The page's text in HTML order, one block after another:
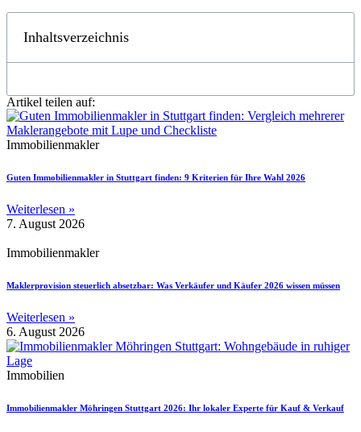
Inhaltsverzeichnis
Artikel teilen auf:
Immobilienmakler
Guten Immobilienmakler in Stuttgart finden: 9 Kriterien für Ihre Wahl 2026
Weiterlesen »
7. August 2026
Immobilienmakler
Maklerprovision steuerlich absetzbar: Was Verkäufer und Käufer 2026 wissen müssen
Weiterlesen »
6. August 2026
Immobilien
Immobilienmakler Möhringen Stuttgart 2026: Ihr lokaler Experte für Kauf & Verkauf